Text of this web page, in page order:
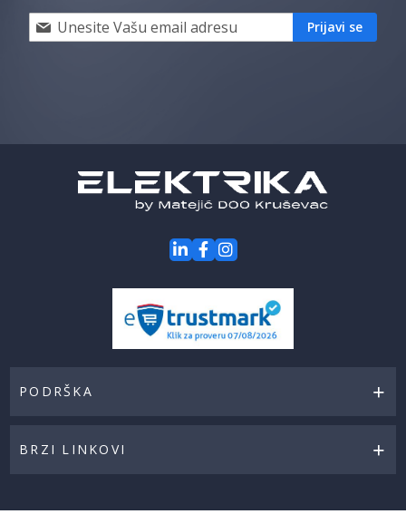
Prijavi
se
akcije
Prijavi se
PODRŠKA
BRZI LINKOVI